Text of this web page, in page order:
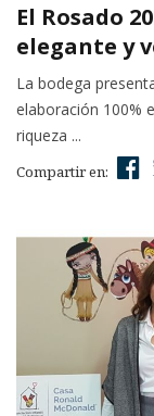
El Rosado
elegante y
La bodega
elaboración 100%
riqueza ...
Compartir en: